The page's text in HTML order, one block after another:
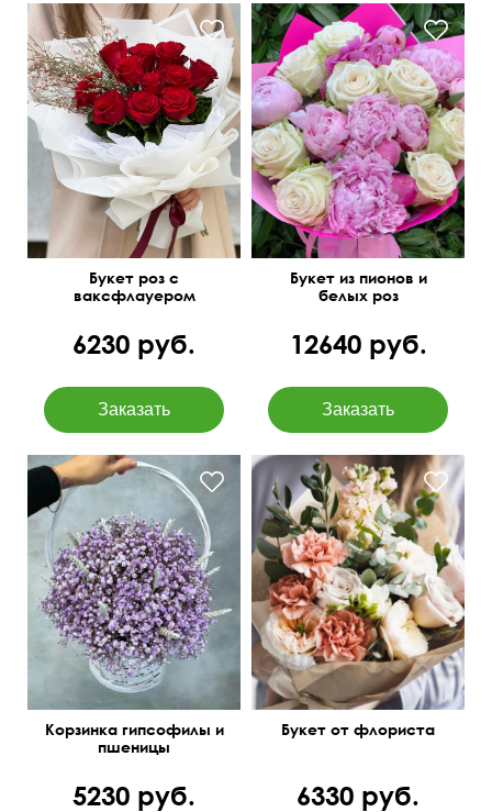
Пышная упаковка
Букет роз с
ваксфлауером
6230 руб.
Современная упаковка
Букет из пионов и
белых роз
12640 руб.
Корзинка гипсофилы и
пшеницы
5230 руб.
Составим под ваш
бюджет
Букет от флориста
6330 руб.